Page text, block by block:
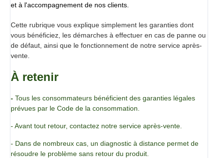
et à l'accompagnement de nos clients.
Cette rubrique vous explique simplement les garanties dont
vous bénéficiez, les démarches à effectuer en cas de panne ou
de défaut, ainsi que le fonctionnement de notre service après-
vente.
À retenir
- Tous les consommateurs bénéficient des garanties légales
prévues par le Code de la consommation.
- Avant tout retour, contactez notre service après-vente.
- Dans de nombreux cas, un diagnostic à distance permet de
résoudre le problème sans retour du produit.